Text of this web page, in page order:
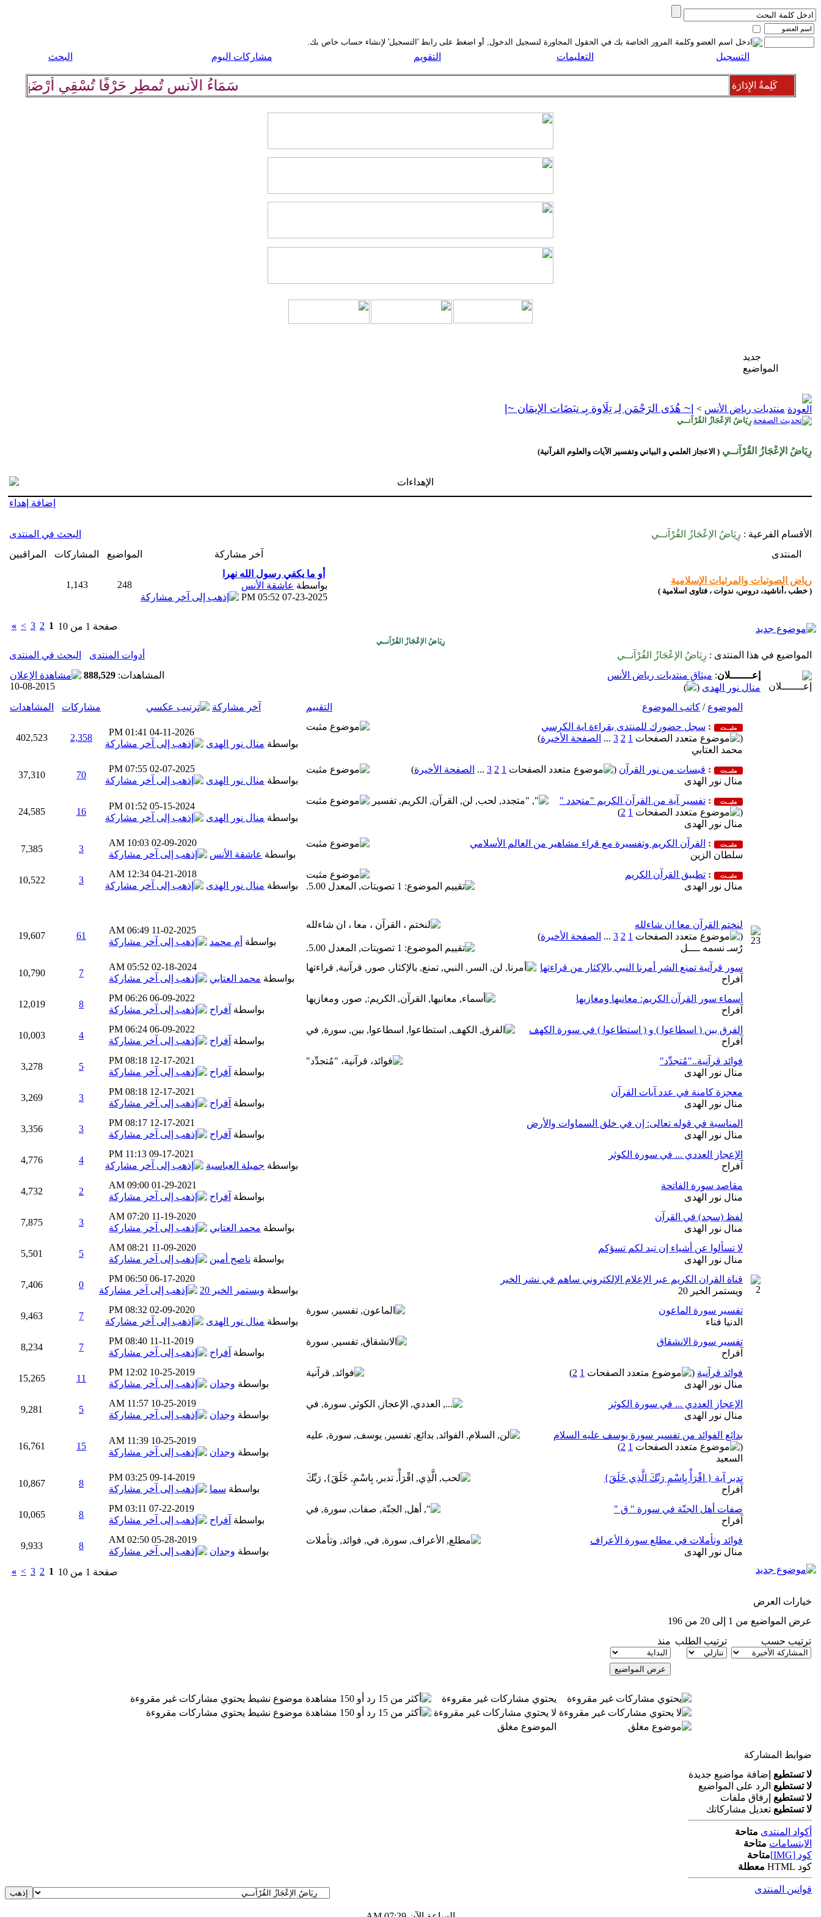
التسجيل التعليمات التقويم مشاركات اليوم البحث
سَمَاءُ الأُنسِ تُمطِر حَرْفًا تُسْقِي أرْضَهَا كلِمة كَلِمةُ الإِدَارَة
جديد
المواضيع
منتديات رياض الأنس > |~ هُدَى الرَحْمَن لِـ تِلَاوة بِـ نبَضَات الإيمَان ~|
رِيَاضُ الإعْجَازُ القُرْآنــي
رِيَاضُ الإعْجَازُ القُرْآنــي ( الاعجاز العلمي و البياني وتفسير الآيات والعلوم القرآنية)
الإهداءات
إضافة إهداء
الأقسام الفرعية : رِيَاضُ الإعْجَازُ القُرْآنــي
البحث في المنتدى
المنتدى
آخر مشاركة المواضيع المشاركات المراقبين
رياض الصوتيات والمرئيات الإسلامية
( خطب ،أناشيد، دروس، ندوات ، فتاوى اسلامية )
أو ما يكفي رسول الله نهرا
بواسطة عاشقة الأنس
07-23-2025
05:52 PM
248
1,143
صفحة 1 من 10 1
2
3
>
»
رِيَاضُ الإعْجَازُ القُرْآنــي
المواضيع في هذا المنتدى : رِيَاضُ الإعْجَازُ القُرْآنــي أدوات المنتدى
البحث في المنتدى
المشاهدات: 888,529 إعـــــــلان: ميثاق منتديات رياض الأنس
10-08-2015
منال نور الهدى (
)
التقييم
الموضوع / كاتب الموضوع آخر مشاركة مشاركات المشاهدات
مثبــت : سجل حضورك للمنتدى بقراءة اية الكرسي
(
1
2
3
... الصفحة الأخيرة)
محمد العتابي
04-11-2026
01:41 PM
بواسطة منال نور الهدى
2,358
402,523
مثبــت : قبسات من نور القرآن (
1
2
3
... الصفحة الأخيرة)
منال نور الهدى
02-07-2025
07:55 PM
بواسطة منال نور الهدى
70
37,310
مثبــت : تفسير آية من القرآن الكريم "متجدد "
(
1
2
)
منال نور الهدى
05-15-2024
01:52 PM
بواسطة منال نور الهدى
16
24,585
مثبــت : القرآن الكريم وتفسيرة مع قراء مشاهير من العالم الأسلامي
سلطان الزين
02-09-2020
10:03 AM
بواسطة عاشقة الأنس
3
7,385
مثبــت : تطبيق القرآن الكريم
منال نور الهدى
04-21-2018
12:34 AM
بواسطة منال نور الهدى
3
10,522
لنختم القرآن معا ان شاءلله
(
1
2
3
... الصفحة الأخيرة)
رُسـ نسمه ــــل
11-02-2025
06:49 AM
بواسطة أم محمد
61
19,607
سور قرآنية تمنع الشر أمرنا النبي بالإكثار من قراءتها
آفراح
02-18-2024
05:52 AM
بواسطة محمد العتابي
7
10,790
أسماء سور القرآن الكريم: معانيها ومغازيها
آفراح
06-09-2022
06:26 PM
بواسطة آفراح
8
12,019
الفرق بين ( اسطاعوا ) و ( استطاعوا ) في سورة الكهف
آفراح
06-09-2022
06:24 PM
بواسطة آفراح
4
10,003
فوائد قرآنية.."مُتجدِّد"
منال نور الهدى
12-17-2021
08:18 PM
بواسطة آفراح
5
3,278
معجزة كامنة في عدد آيات القرآن
منال نور الهدى
12-17-2021
08:18 PM
بواسطة آفراح
3
3,269
المناسبة في قوله تعالى: إن في خلق السماوات والأرض
منال نور الهدى
12-17-2021
08:17 PM
بواسطة آفراح
3
3,356
الإعجاز العددي ... في سورة الكوثر
آفراح
09-17-2021
11:13 PM
بواسطة جميلة العباسية
4
4,776
مقاصد سورة الفاتحة
منال نور الهدى
01-29-2021
09:00 AM
بواسطة آفراح
2
4,732
لفظ (سجد) في القرآن
منال نور الهدى
11-19-2020
07:20 AM
بواسطة محمد العتابي
3
7,875
لا تسألوا عن أشياء إن تبد لكم تسؤكم
منال نور الهدى
11-09-2020
08:21 AM
بواسطة ناصح أمين
5
5,501
قناة القران الكريم عبر الإعلام الإلكتروني ساهم في نشر الخير
ويستمر الخير 20
06-17-2020
06:50 PM
بواسطة ويستمر الخير 20
0
7,406
تفسير سورة الماعون
الدنيا فناء
02-09-2020
08:32 PM
بواسطة منال نور الهدى
7
9,463
تفسير سورة الانشقاق
آفراح
11-11-2019
08:40 PM
بواسطة آفراح
7
8,234
فوائد قرآنية (
1
2
)
منال نور الهدى
10-25-2019
12:02 PM
بواسطة وجدان
11
15,265
الإعجاز العددي ... في سورة الكوثر
منال نور الهدى
10-25-2019
11:57 AM
بواسطة وجدان
5
9,281
بدائع الفوائد من تفسير سورة يوسف عليه السلام
(
1
2
)
السعيد
10-25-2019
11:39 AM
بواسطة وجدان
15
16,761
تدبر آية { اقْرَأْ بِاسْمِ رَبِّكَ الَّذِي خَلَقَ}
آفراح
09-14-2019
03:25 PM
بواسطة سما
8
10,867
صفات أهل الجنّة في سورة " ق "
آفراح
07-22-2019
03:11 PM
بواسطة آفراح
8
10,065
فوائد وتأملات في مطلع سورة الأعراف
منال نور الهدى
05-28-2019
02:50 AM
بواسطة وجدان
8
9,933
صفحة 1 من 10 1
2
3
>
»
خيارات العرض
عرض المواضيع من 1 إلى 20 من 196
ترتيب حسب
ترتيب الطلب منذ
يحتوي مشاركات غير مقروءة
موضوع نشيط يحتوي مشاركات غير مقروءة
لا يحتوي مشاركات غير مقروءة
موضوع نشيط يحتوي مشاركات مقروءة
الموضوع مغلق
ضوابط المشاركة
لا تستطيع إضافة مواضيع جديدة
لا تستطيع الرد على المواضيع
لا تستطيع إرفاق ملفات
لا تستطيع تعديل مشاركاتك
أكواد المنتدى متاحة
الابتسامات متاحة
كود [IMG]
متاحة
كود HTML
معطلة
قوانين المنتدى